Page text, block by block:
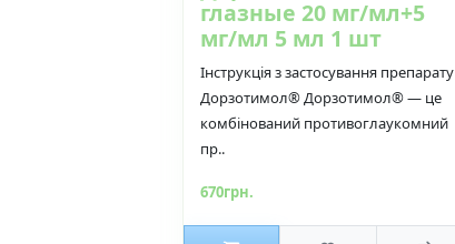
глазные 20 мг/мл+5
мг/мл 5 мл 1 шт
Інструкція з застосування препарату
Дорзотимол® Дорзотимол® — це
комбінований противоглаукомний
пр..
670грн.